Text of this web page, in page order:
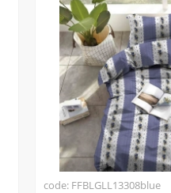
code: FFBLGLL13308blue